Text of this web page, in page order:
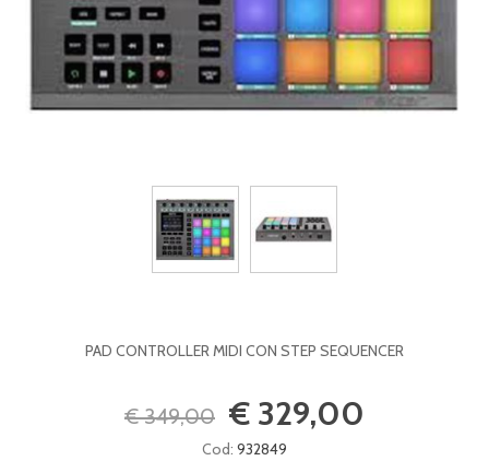
PAD CONTROLLER MIDI CON STEP SEQUENCER
€ 349,00 € 329,00
Cod: 932849